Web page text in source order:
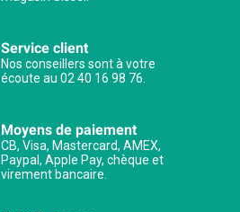
Service client
Nos conseillers sont à votre
écoute au 02 40 16 98 76.
Moyens de paiement
CB, Visa, Mastercard, AMEX,
Paypal, Apple Pay, chèque et
virement bancaire.